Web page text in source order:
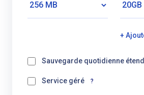
+
Sauvegarde quotidienne
Service géré ?